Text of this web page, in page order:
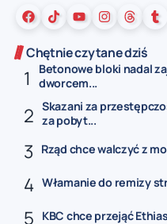
Chętnie czytane dziś
Betonowe bloki nadal
dworcem...
Skazani za
za pobyt...
Rząd chce walczyć z
Włamanie do remizy
KBC chce przejąć